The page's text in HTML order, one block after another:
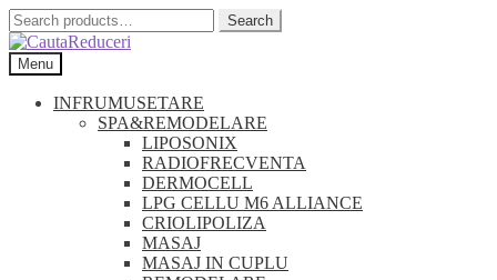
Skip
to
navigation
Skip
to
content
Search
for:
Search
Menu
INFRUMUSETARE
SPA&REMODELARE
LIPOSONIX
RADIOFRECVENTA
DERMOCELL
LPG CELLU M6 ALLIANCE
CRIOLIPOLIZA
MASAJ
MASAJ IN CUPLU